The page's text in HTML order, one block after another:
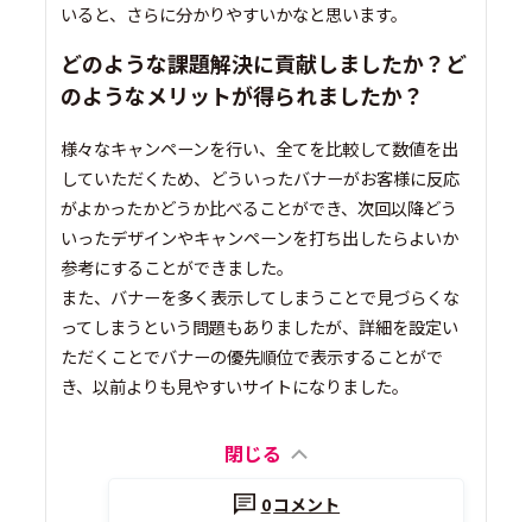
いると、さらに分かりやすいかなと思います。
どのような課題解決に貢献しましたか？ど
のようなメリットが得られましたか？
様々なキャンペーンを行い、全てを比較して数値を出
していただくため、どういったバナーがお客様に反応
がよかったかどうか比べることができ、次回以降どう
いったデザインやキャンペーンを打ち出したらよいか
参考にすることができました。
また、バナーを多く表示してしまうことで見づらくな
ってしまうという問題もありましたが、詳細を設定い
ただくことでバナーの優先順位で表示することがで
き、以前よりも見やすいサイトになりました。
閉じる
0コメント